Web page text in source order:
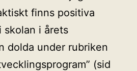
finns positiva
skolan i årets
dolda under rubriken
(sid